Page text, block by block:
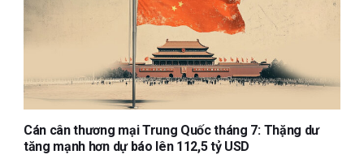
Cán cân thương mại Trung Quốc tháng 7: Thặng dư
tăng mạnh hơn dự báo lên 112,5 tỷ USD